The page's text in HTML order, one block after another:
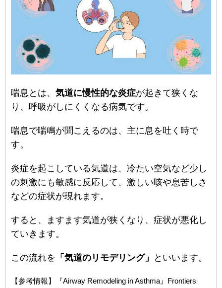
喘息とは、気道に慢性的な炎症が起きて狭くな
り、呼吸がしにくくなる病気です。
喘息で喘鳴が聞こえるのは、主に息を吐く時で
す。
炎症を起こしている気道は、冷たい空気など少し
の刺激にも敏感に反応して、激しい咳や息苦しさ
などの症状が現れます。
すると、ますます気道が狭くなり、症状が悪化し
ていきます。
この流れを 「気道のリモデリング」 といいます。
【参考情報】『Airway Remodeling in Asthma』Frontiers